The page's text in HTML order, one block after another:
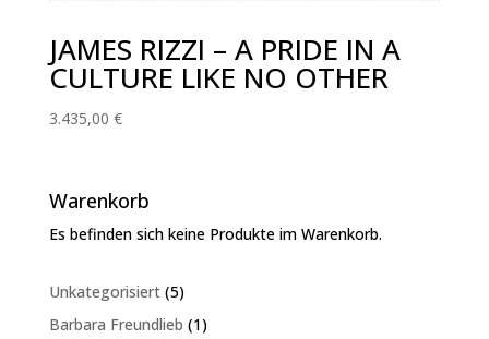
JAMES RIZZI – A PRIDE IN A
CULTURE LIKE NO OTHER
3.435,00 €
Warenkorb
Es befinden sich keine Produkte im Warenkorb.
Unkategorisiert 55
Produkte
Barbara Freundlieb 11